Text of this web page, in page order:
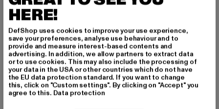
Materialzusammensetzung: 100% Polyester
Art.Nr: C325-030-01179
Hersteller: Mark Seven Fashion GmbH & Co. KG |
info@carlocolucci.com
Kyllmannweg 7 | 42699 Solingen | DE
GRÖSSE & PASSFORM
HERE!
DefShop uses cookies to improve your use experience,
save your preferences, analyse use behaviour and to
provide and measure interest-based contents and
advertising. In addition, we allow partners to extract data
or to use cookies. This may also include the processing of
your data in the USA or other countries which do not have
the EU data protection standard. If you want to change
this, click on "Custom settings". By clicking on "Accept" you
agree to this. Data protection